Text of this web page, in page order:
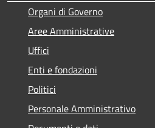
Organi di Governo
Aree Amministrative
Uffici
Enti e fondazioni
Politici
Personale Amministrativo